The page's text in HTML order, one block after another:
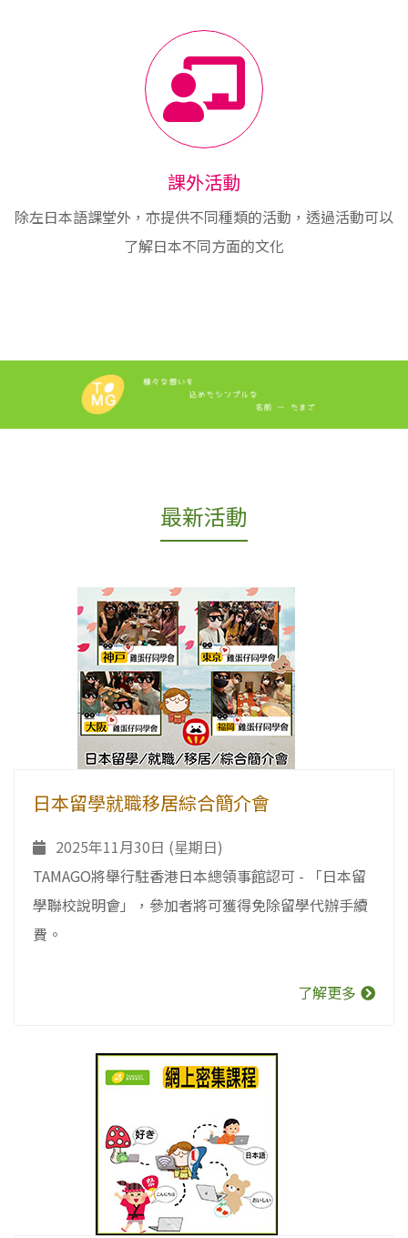
課外活動
除左日本語課堂外，亦提供不同種類的活動，透過活動可以
了解日本不同方面的文化
最新活動
日本留學就職移居綜合簡介會
2025年11月30日 (星期日)
TAMAGO將舉行駐香港日本總領事館認可 - 「日本留
學聯校說明會」，參加者將可獲得免除留學代辦手續
費。
了解更多